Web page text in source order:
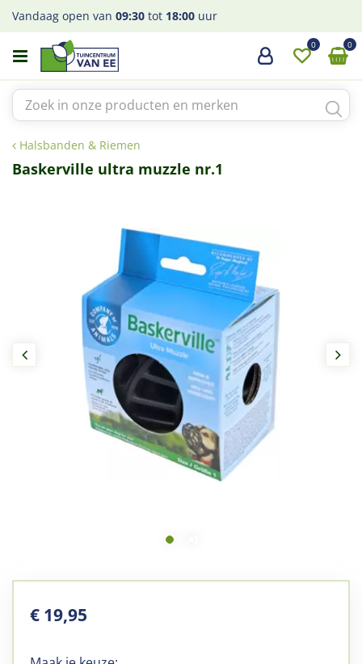
a
Halsbanden & Riemen
Vandaag open van 09:30 tot 18:00 uur
Baskerville ultra muzzle nr.1
€ 19,95